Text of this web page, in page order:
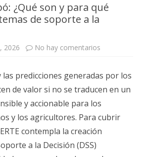
¿Qué son y para qué
de soporte a la
2026 No hay comentarios
¿Qué
son
y
para
qué
sirven
los
sistemas
de
soporte
predicciones generadas por los
de valor si no se traducen en un
y accionable para los
y los agricultores. Para cubrir
contempla la creación
a la Decisión (DSS)